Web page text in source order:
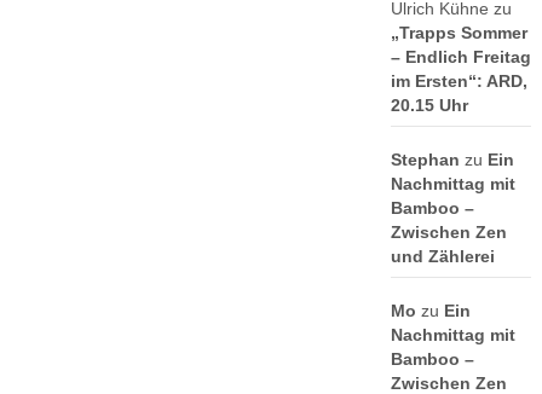
Ulrich Kühne zu
„Trapps Sommer
– Endlich Freitag
im Ersten“: ARD,
20.15 Uhr
Stephan zu Ein
Nachmittag mit
Bamboo –
Zwischen Zen
und Zählerei
Mo zu Ein
Nachmittag mit
Bamboo –
Zwischen Zen